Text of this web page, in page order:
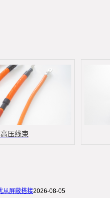
压线束
从屏蔽搭接2026-08-05